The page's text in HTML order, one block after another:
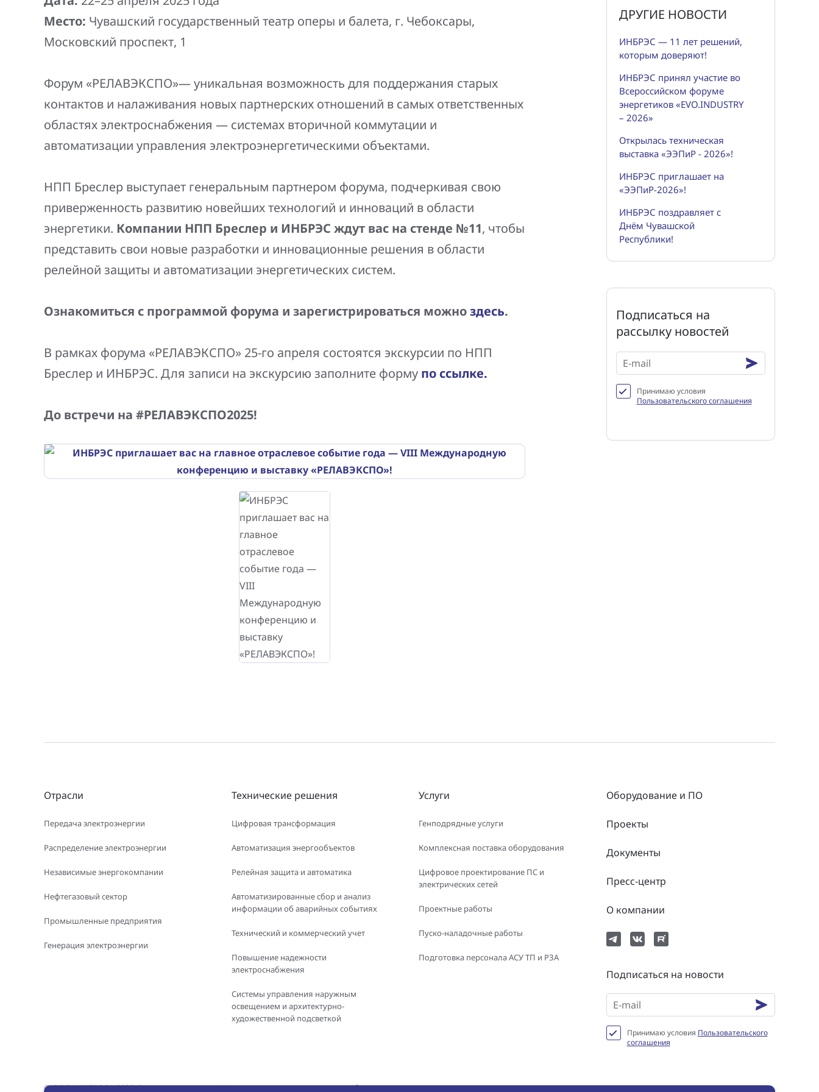
Генерация электроэнергии
Повышение надежности
электроснабжения
Шкафы РЗА 110-220 кВ
Устройства релейной защиты и автоматики
Сбор и анализ информации об аварийных
событиях
Определение поврежденного фидера
Промышленная автоматизация
Место: Чувашский государственный театр оперы и балета, г. Чебоксары,
Московский проспект, 1
Форум «РЕЛАВЭКСПО»— уникальная возможность для поддержания старых
контактов и налаживания новых партнерских отношений в самых ответственных
областях электроснабжения — системах вторичной коммутации и
автоматизации управления электроэнергетическими объектами.
НПП Бреслер выступает генеральным партнером форума, подчеркивая свою
приверженность развитию новейших технологий и инноваций в области
энергетики. Компании НПП Бреслер и ИНБРЭС ждут вас на стенде №11, чтобы
представить свои новые разработки и инновационные решения в области
релейной защиты и автоматизации энергетических систем.
Ознакомиться с программой форума и зарегистрироваться можноздесь.
В рамках форума «РЕЛАВЭКСПО» 25-го апреля состоятся экскурсии по НПП
Бреслер и ИНБРЭС. Для записи на экскурсию заполните форму по ссылке.
До встречи на #РЕЛАВЭКСПО2025!
ДРУГИЕ НОВОСТИ
ИНБРЭС — 11 лет решений,
которым доверяют!
ИНБРЭС принял участие во
Всероссийском форуме
энергетиков «EVO.INDUSTRY
– 2026»
Открылась техническая
выставка «ЭЭПиР - 2026»!
ИНБРЭС приглашает на
«ЭЭПиР-2026»!
ИНБРЭС поздравляет с
Днём Чувашской
Республики!
Подписаться на
рассылку новостей
Принимаю условия
Пользовательского соглашения
Отрасли
Передача электроэнергии
Распределение электроэнергии
Независимые энергокомпании
Нефтегазовый сектор
Промышленные предприятия
Генерация электроэнергии
Технические решения
Цифровая трансформация
Автоматизация энергообъектов
Релейная защита и автоматика
Автоматизированные сбор и анализ
информации об аварийных событиях
Технический и коммерческий учет
Повышение надежности
электроснабжения
Системы управления наружным
освещением и архитектурно-
художественной подсветкой
Услуги
Генподрядные услуги
Комплексная поставка оборудования
Цифровое проектирование ПС и
электрических сетей
Проектные работы
Пуско-наладочные работы
Подготовка персонала АСУ ТП и РЗА
Оборудование и ПО
Проекты
Документы
Пресс-центр
О компании
Подписаться на новости
Принимаю условия Пользовательского
соглашения
© ООО «ИНБРЭС», 2025. Все права защищены. Копирование и использование любых